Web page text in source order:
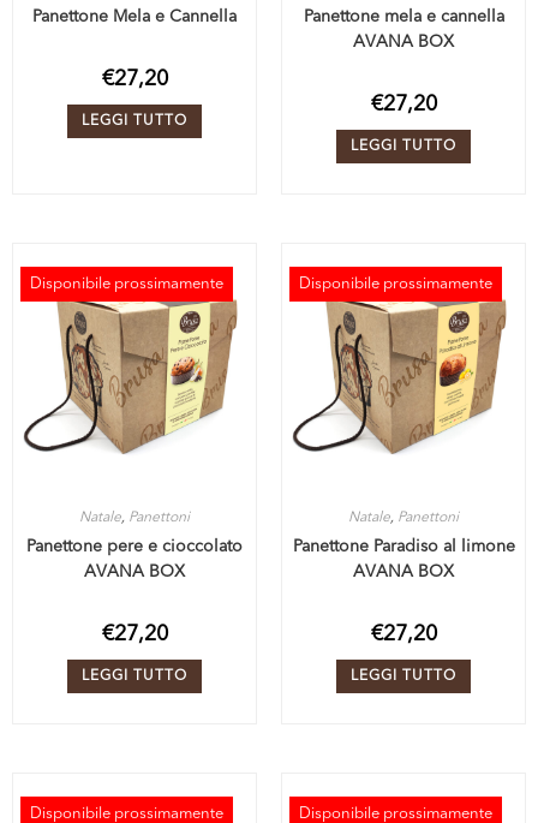
Panettone Mela e Cannella
€27,20
LEGGI TUTTO
Panettone mela e cannella
AVANA BOX
€27,20
LEGGI TUTTO
Disponibile prossimamente
ESAURITO
Natale, Panettoni
Panettone pere e cioccolato
AVANA BOX
€27,20
LEGGI TUTTO
Disponibile prossimamente
ESAURITO
Natale, Panettoni
Panettone Paradiso al limone
AVANA BOX
€27,20
LEGGI TUTTO
Disponibile prossimamente
ESAURITO Disponibile prossimamente
ESAURITO